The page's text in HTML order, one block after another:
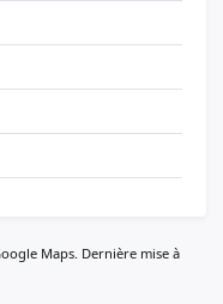
Maps. Dernière mise à